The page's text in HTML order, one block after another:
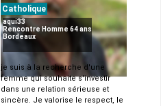
Catholique
aqui33
Rencontre Homme 64 ans
Bordeaux
je suis à la recherche d'une
femme qui souhaite s'investir
dans une relation sérieuse et
sincère. Je valorise le respect, le